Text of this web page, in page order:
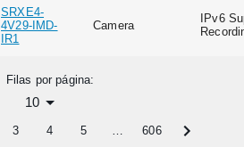
SRXE4-
4V29-IMD-
IR1
Camera
IPv6
Filas por página:
10
3 4 5 … 606